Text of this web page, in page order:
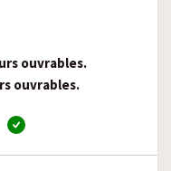
ouvrables.
ouvrables.